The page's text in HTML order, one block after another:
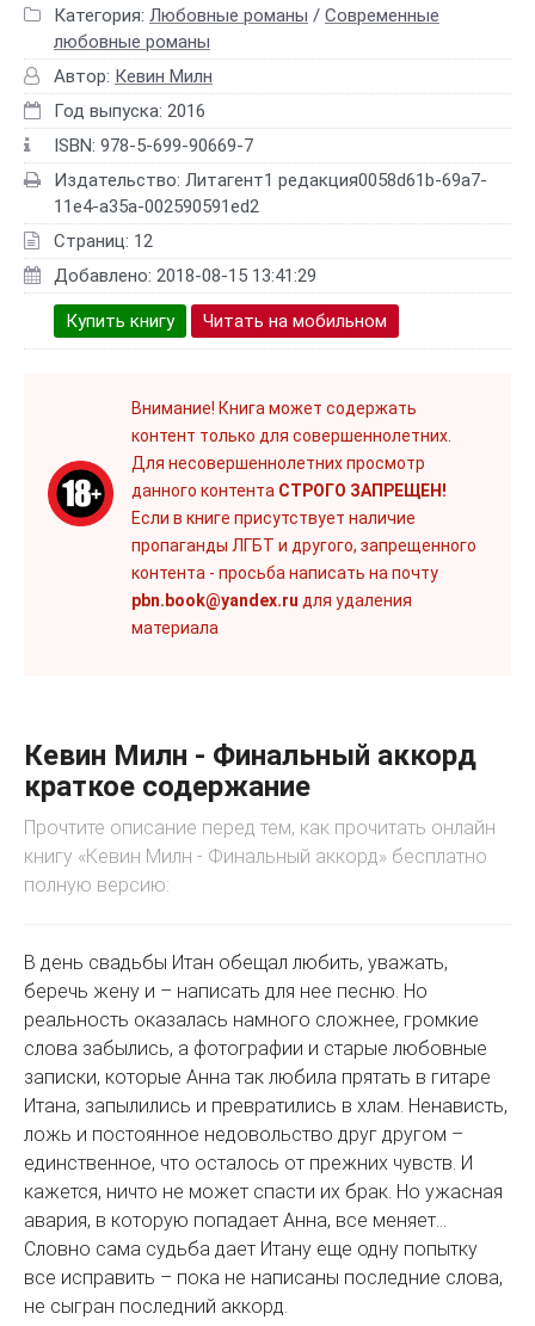
Категория: Любовные романы / Современные
любовные романы
Автор: Кевин Милн
Год выпуска: 2016
ISBN: 978-5-699-90669-7
Издательство: Литагент1 редакция0058d61b-69a7-
11e4-a35a-002590591ed2
Страниц: 12
Добавлено: 2018-08-15 13:41:29
Купить книгу Читать на мобильном
Внимание! Книга может содержать
контент только для совершеннолетних.
Для несовершеннолетних просмотр
данного контента СТРОГО ЗАПРЕЩЕН!
Если в книге присутствует наличие
пропаганды ЛГБТ и другого, запрещенного
контента - просьба написать на почту
pbn.book@yandex.ru для удаления
материала
Кевин Милн - Финальный аккорд
краткое содержание
Прочтите описание перед тем, как прочитать онлайн
книгу «Кевин Милн - Финальный аккорд» бесплатно
полную версию:
В день свадьбы Итан обещал любить, уважать,
беречь жену и – написать для нее песню. Но
реальность оказалась намного сложнее, громкие
слова забылись, а фотографии и старые любовные
записки, которые Анна так любила прятать в гитаре
Итана, запылились и превратились в хлам. Ненависть,
ложь и постоянное недовольство друг другом –
единственное, что осталось от прежних чувств. И
кажется, ничто не может спасти их брак. Но ужасная
авария, в которую попадает Анна, все меняет…
Словно сама судьба дает Итану еще одну попытку
все исправить – пока не написаны последние слова,
не сыгран последний аккорд.